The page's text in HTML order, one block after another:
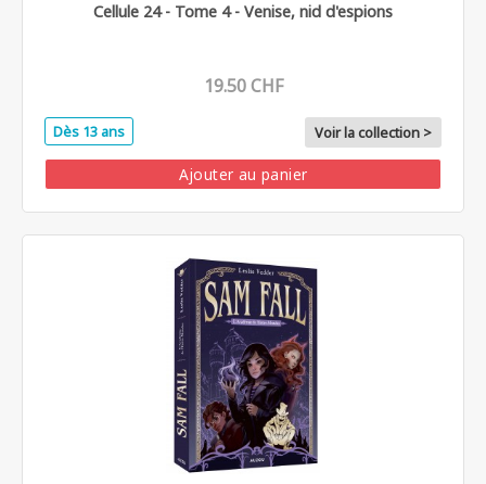
Cellule 24 - Tome 4 - Venise, nid d'espions
19.50 CHF
Dès 13 ans Voir la collection >
Ajouter au panier